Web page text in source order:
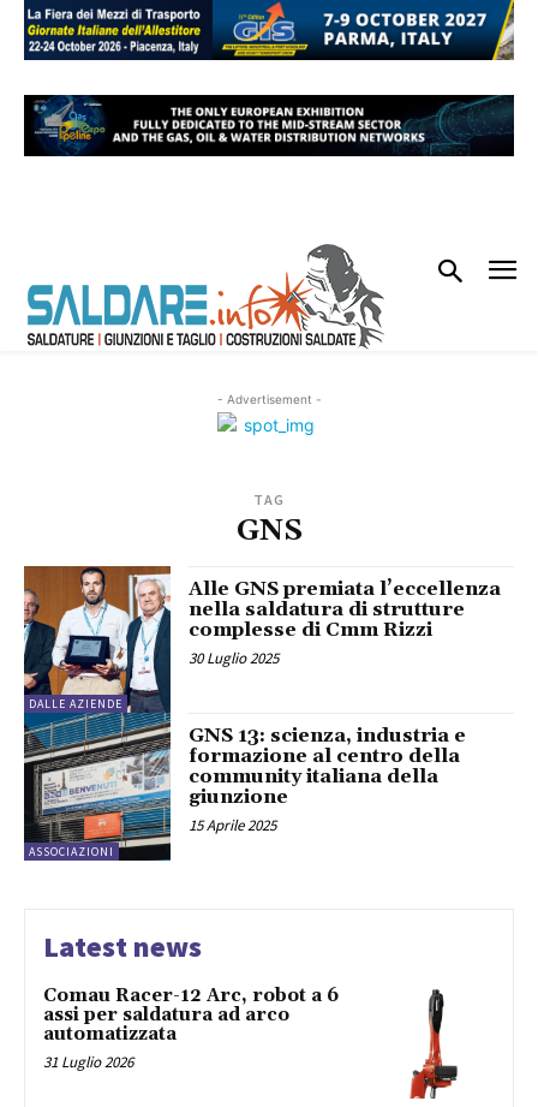
- Advertisement -
TAG
GNS
DALLE AZIENDE
Alle GNS premiata l’eccellenza
nella saldatura di strutture
complesse di Cmm Rizzi
30 Luglio 2025
ASSOCIAZIONI
GNS 13: scienza, industria e
formazione al centro della
community italiana della
giunzione
15 Aprile 2025
Latest news
Comau Racer-12 Arc, robot a 6
assi per saldatura ad arco
automatizzata
31 Luglio 2026